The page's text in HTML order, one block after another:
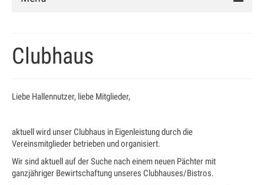
Vorstand
Mitglied werden
Satzung
Anlage
Clubhaus
Clubhaus
Liebe Hallennutzer, liebe Mitglieder,
aktuell wird unser Clubhaus in Eigenleistung durch die
Vereinsmitglieder betrieben und organisiert.
Wir sind aktuell auf der Suche nach einem neuen Pächter mit
ganzjähriger Bewirtschaftung unseres Clubhauses/Bistros.